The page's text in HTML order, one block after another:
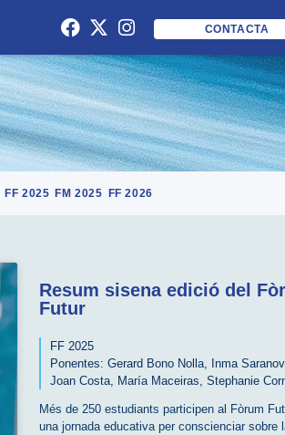
CONTACTA
FF 2025 FM 2025 FF 2026
Resum sisena edició del
Futur
FF 2025
Ponentes: Gerard Bono Nolla Inma
Joan Costa María Maceiras Stephanie
Més de 250 estudiants participen al Fòrum
una jornada educativa per conscienciar sobre